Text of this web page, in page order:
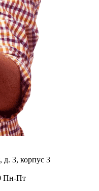
д. 3, корпус 3
Пн-Пт